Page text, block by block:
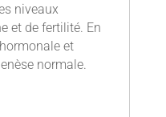
niveaux
et de fertilité. En
et
normale.